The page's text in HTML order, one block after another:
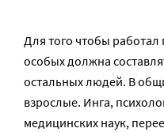
Для того чтобы
особых должна
остальных людей. В
взрослые. Инга,
медицинских наук,